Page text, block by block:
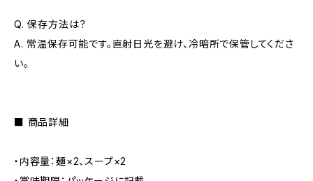
Q. 保存方法は？
A. 常温保存可能です。直射日光を避け、冷暗所で保管してくださ
い。
■ 商品詳細
・内容量：麺×2、スープ×2